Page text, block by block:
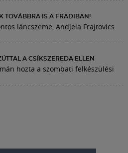
TOVÁBBRA IS A FRADIBAN!
láncszeme, Andjela Frajtovics
A CSÍKSZEREDA ELLEN
hozta a szombati felkészülési